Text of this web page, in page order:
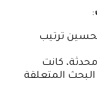
:
ترتيب
كانت
المتعلقة